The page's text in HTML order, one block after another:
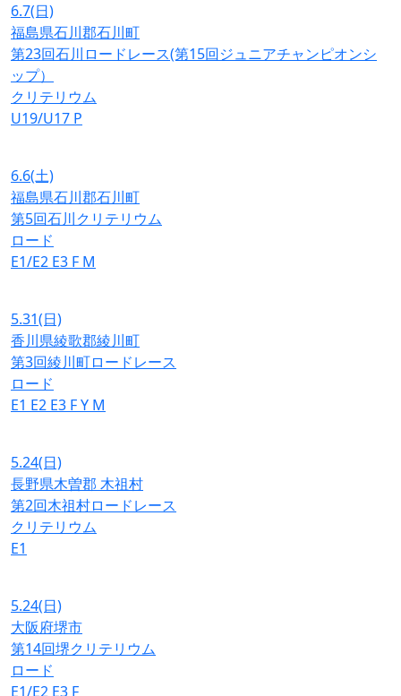
6.7(日)
福島県石川郡石川町
第23回石川ロードレース(第15回ジュニアチャンピオンシ
ップ）
クリテリウム
U19/U17 P
6.6(土)
福島県石川郡石川町
第5回石川クリテリウム
ロード
E1/E2 E3 F M
5.31(日)
香川県綾歌郡綾川町
第3回綾川町ロードレース
ロード
E1 E2 E3 FY M
5.24(日)
長野県木曽郡 木祖村
第2回木祖村ロードレース
クリテリウム
E1
5.24(日)
大阪府堺市
第14回堺クリテリウム
ロード
E1/E2 E3 F